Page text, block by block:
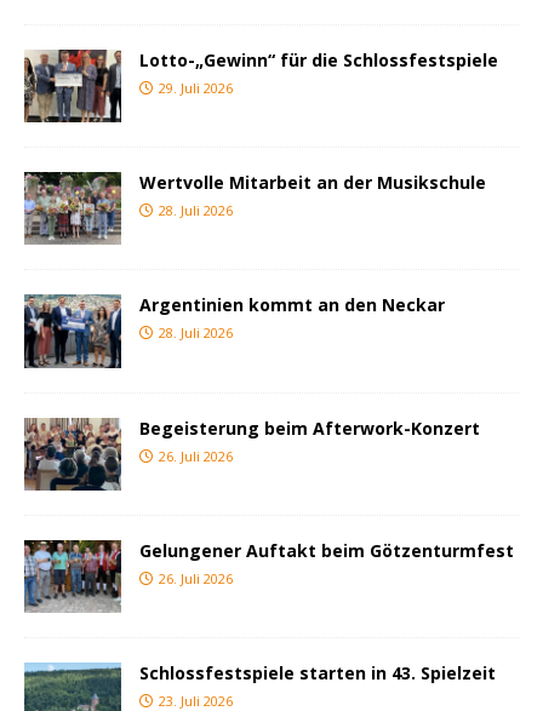
Lotto-„Gewinn“ für die Schlossfestspiele
29. Juli 2026
Wertvolle Mitarbeit an der Musikschule
28. Juli 2026
Argentinien kommt an den Neckar
28. Juli 2026
Begeisterung beim Afterwork-Konzert
26. Juli 2026
Gelungener Auftakt beim Götzenturmfest
26. Juli 2026
Schlossfestspiele starten in 43. Spielzeit
23. Juli 2026